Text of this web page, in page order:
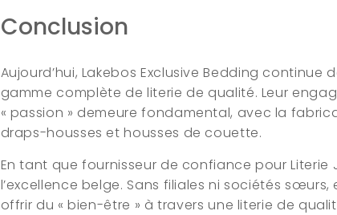
Conclusion
Aujourd’hui, Lakebos Exclusive Bedding
gamme complète de literie de qualité. Leur
« passion » demeure fondamental, avec la
draps-housses et housses de couette.
En tant que fournisseur de confiance pour Literie
l’excellence belge. Sans filiales ni sociétés
offrir du « bien-être » à travers une literie de